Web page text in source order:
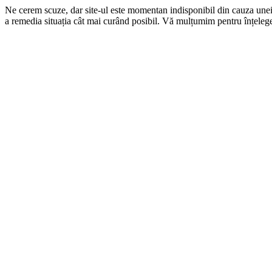
Ne cerem scuze, dar site-ul este momentan indisponibil din cauza
a remedia situația cât mai curând posibil. Vă mulțumim pentru